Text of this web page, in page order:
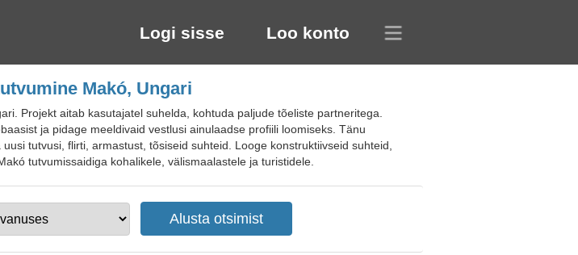
Logi sisse Loo konto
Makó, Ungari
Projekt aitab kasutajatel suhelda, kohtuda paljude tõeliste partneritega.
ja pidage meeldivaid vestlusi ainulaadse profiili loomiseks. Tänu
tutvusi, flirti, armastust, tõsiseid suhteid. Looge konstruktiivseid suhteid,
tutvumissaidiga kohalikele, välismaalastele ja turistidele.